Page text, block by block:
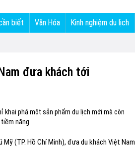
biết Văn Hóa Kinh nghiệm du lịch
đưa khách tới
khai phá một sản phẩm du lịch mới mà còn
năng.
(TP. Hồ Chí Minh), đưa du khách Việt Nam